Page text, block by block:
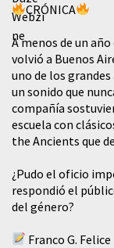
CRÓNICA
A menos de un
volvió a Buenos
uno de los
un sonido que
compañía
escuela con
the Ancients que
¿Pudo el oficio
respondió el
del género?
Franco G. Felice